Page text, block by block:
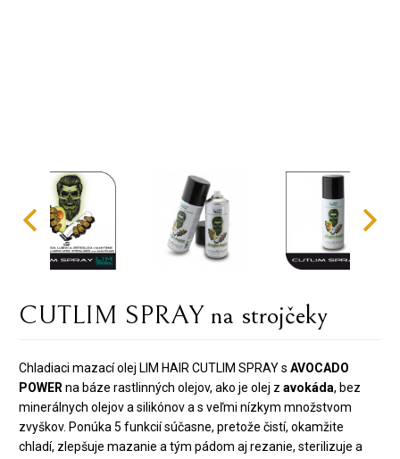
CUTLIM SPRAY na strojčeky
Chladiaci mazací olej LIM HAIR CUTLIM SPRAY s AVOCADO
POWER na báze rastlinných olejov, ako je olej z avokáda, bez
minerálnych olejov a silikónov a s veľmi nízkym množstvom
zvyškov. Ponúka 5 funkcií súčasne, pretože čistí, okamžite
chladí, zlepšuje mazanie a tým pádom aj rezanie, sterilizuje a